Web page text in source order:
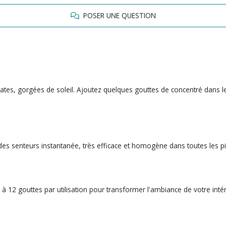
POSER UNE QUESTION
gorgées de soleil. Ajoutez quelques gouttes de concentré
senteurs instantanée, très efficace et homogène dans toutes les
12 gouttes par utilisation pour transformer l'ambiance de votre